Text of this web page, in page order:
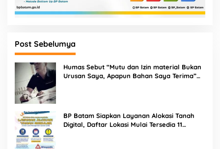
Post Sebelumya
Humas Sebut “Mutu dan Izin material Bukan
Urusan Saya, Apapun Bahan Saya Terima”
BP Batam Siapkan Layanan Alokasi Tanah
Digital, Daftar Lokasi Mulai Tersedia 11